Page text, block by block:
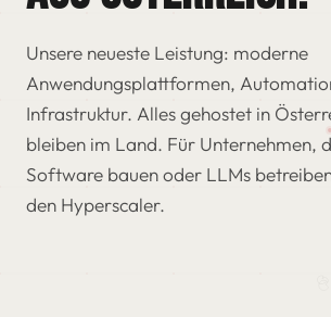
Unsere neueste Leistung: moderne
Anwendungsplattformen,
Infrastruktur. Alles gehostet in
bleiben im Land. Für Unternehmen,
Software bauen oder LLMs
den Hyperscaler.